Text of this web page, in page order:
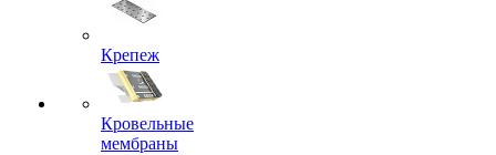
Крепеж
Кровельные
мембраны